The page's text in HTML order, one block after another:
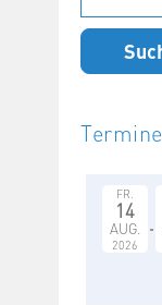
nach:
Termine
FR.
14
AUG.
2026